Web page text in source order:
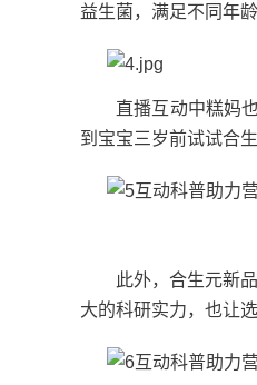
益生菌，满足不同年
直播互动中糕妈也
到宝宝三岁前试试合
此外，合生元新品
大的科研实力，也让